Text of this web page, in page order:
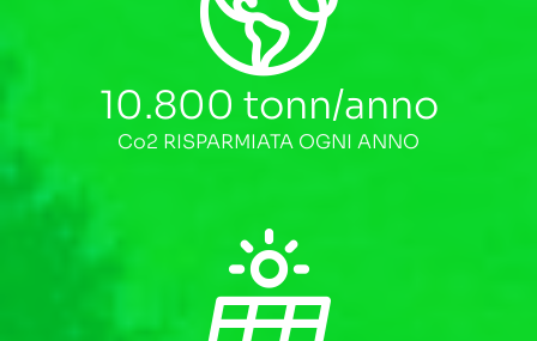
10.800 tonn/anno
Co2 RISPARMIATA OGNI ANNO